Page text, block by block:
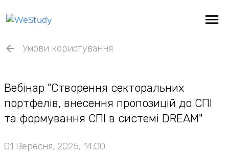
Умови користування
Вебінар "Створення секторальних
портфелів, внесення пропозицій до СПІ
та формування СПІ в системі DREAM"
01 Вересня, 2025, 14:00